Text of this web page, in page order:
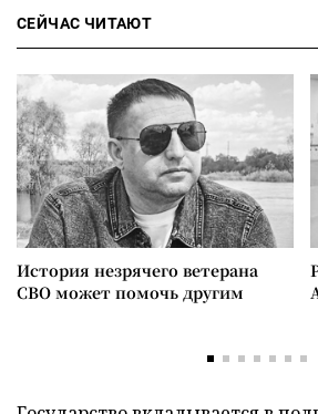
СЕЙЧАС ЧИТАЮТ
История незрячего ветерана
СВО может помочь другим